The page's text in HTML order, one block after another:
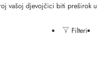
vašoj djevojčici biti preširok u
Filteri